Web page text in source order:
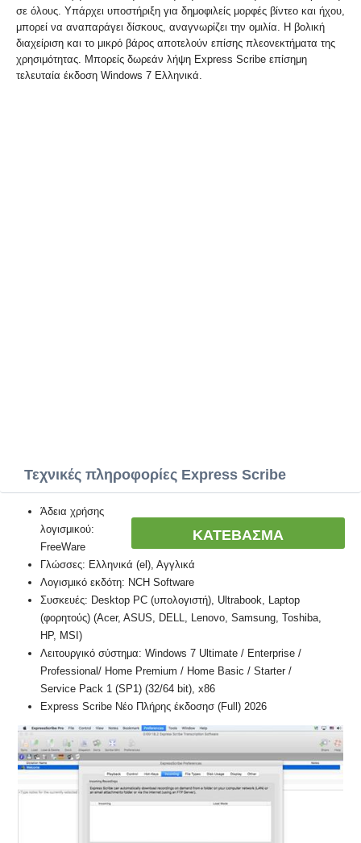
σε όλους. Υπάρχει υποστήριξη για δημοφιλείς μορφές βίντεο και ήχου,
μπορεί να αναπαράγει δίσκους, αναγνωρίζει την ομιλία. Η βολική
διαχείριση και το μικρό βάρος αποτελούν επίσης πλεονεκτήματα της
χρησιμότητας. Μπορείς δωρεάν λήψη Express Scribe επίσημη
τελευταία έκδοση Windows 7 Ελληνικά.
Τεχνικές πληροφορίες Express Scribe
ΚΑΤΕΒΑΣΜΑ
Άδεια χρήσης
λογισμικού:
FreeWare
Γλώσσες: Ελληνικά (el), Αγγλικά
Λογισμικό εκδότη: NCH Software
Συσκευές: Desktop PC (υπολογιστή), Ultrabook, Laptop
(φορητούς) (Acer, ASUS, DELL, Lenovo, Samsung, Toshiba,
HP, MSI)
Λειτουργικό σύστημα: Windows 7 Ultimate / Enterprise /
Professional/ Home Premium / Home Basic / Starter /
Service Pack 1 (SP1) (32/64 bit), x86
Express Scribe Νέο Πλήρης έκδοσησ (Full) 2026